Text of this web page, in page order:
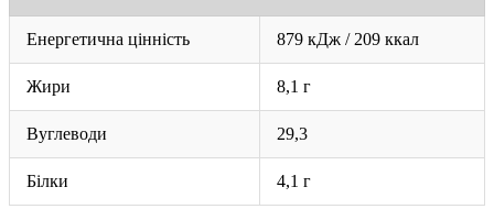
Енергетична цінність 879 кДж / 209 ккал
Жири 8,1 г
Вуглеводи 29,3
Білки 4,1 г